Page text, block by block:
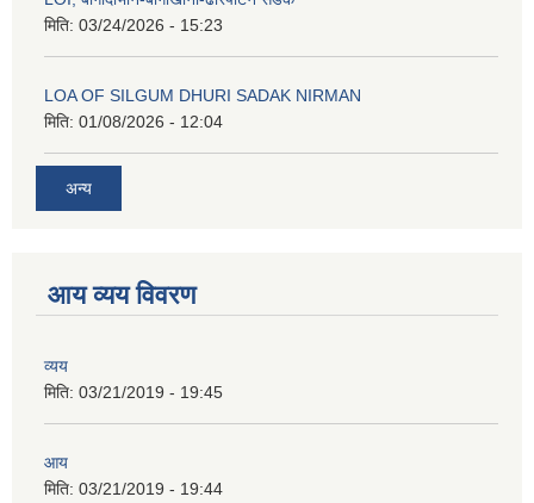
मिति: 03/24/2026 - 15:23
LOA OF SILGUM DHURI SADAK NIRMAN
मिति: 01/08/2026 - 12:04
अन्य
आय व्यय विवरण
व्यय
मिति: 03/21/2019 - 19:45
आय
मिति: 03/21/2019 - 19:44